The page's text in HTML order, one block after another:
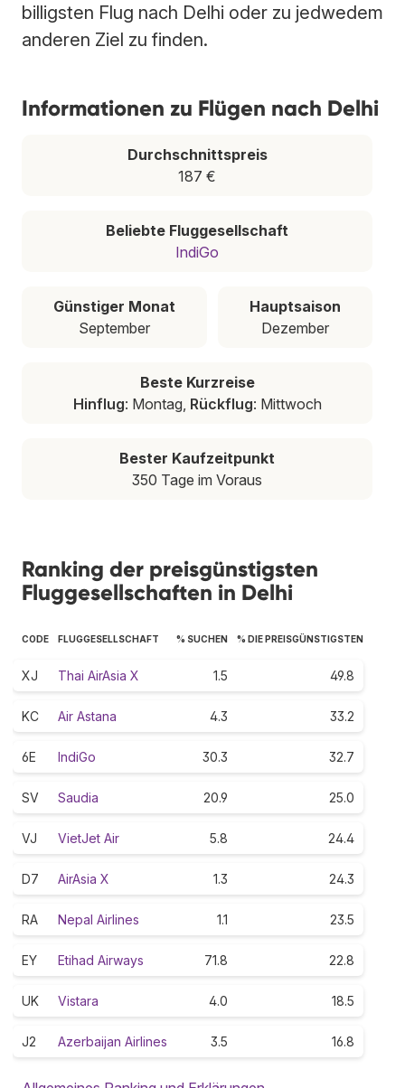
billigsten Flug nach Delhi oder zu jedwedem
anderen Ziel zu finden.
Informationen zu Flügen nach Delhi
Durchschnittspreis
187 €
Beliebte Fluggesellschaft
IndiGo
Günstiger Monat
September
Hauptsaison
Dezember
Beste Kurzreise
Hinflug: Montag, Rückflug: Mittwoch
Bester Kaufzeitpunkt
350 Tage im Voraus
Ranking der preisgünstigsten
Fluggesellschaften in Delhi
CODE FLUGGESELLSCHAFT % SUCHEN % DIE PREISGÜNSTIGSTEN
XJ Thai AirAsia X 1.5 49.8
KC Air Astana 4.3 33.2
6E IndiGo 30.3 32.7
SV Saudia 20.9 25.0
VJ VietJet Air 5.8 24.4
D7 AirAsia X 1.3 24.3
RA Nepal Airlines 1.1 23.5
EY Etihad Airways 71.8 22.8
UK Vistara 4.0 18.5
J2 Azerbaijan Airlines 3.5 16.8